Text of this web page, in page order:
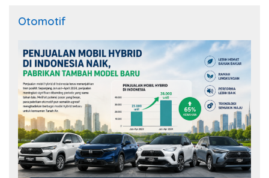
Otomotif